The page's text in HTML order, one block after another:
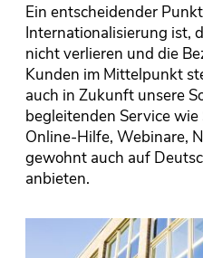
Ein entscheidender
Internationalisierung ist,
nicht verlieren und die
Kunden im Mittelpunkt
auch in Zukunft unsere
begleitenden Service
Online-Hilfe, Webinare,
gewohnt auch auf
anbieten.